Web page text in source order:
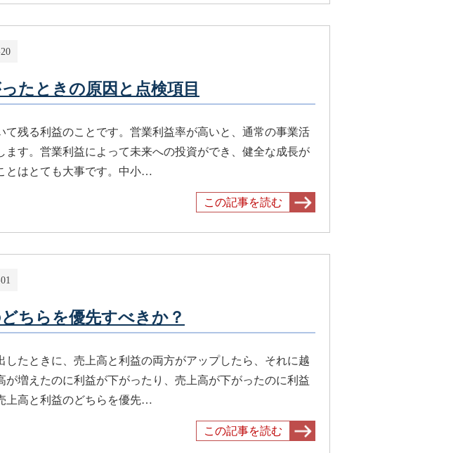
たときの原因と点検項目
残る利益のことです。営業利益率が高いと、通常の事業活
す。営業利益によって未来への投資ができ、健全な成長が
とはとても大事です。中小…
この記事を読む
ちらを優先すべきか？
たときに、売上高と利益の両方がアップしたら、それに越
が増えたのに利益が下がったり、売上高が下がったのに利益
上高と利益のどちらを優先…
この記事を読む